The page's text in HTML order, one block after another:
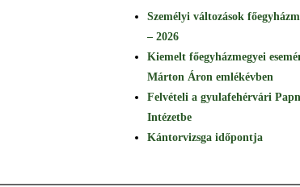
Személyi változások
– 2026
Kiemelt főegyházmegyei
Márton Áron emlékévben
Felvételi a gyulafehérvári
Intézetbe
Kántorvizsga időpontja